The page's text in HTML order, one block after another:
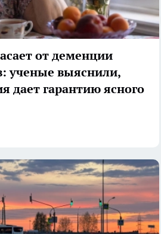
от деменции
ученые выяснили,
дает гарантию ясного